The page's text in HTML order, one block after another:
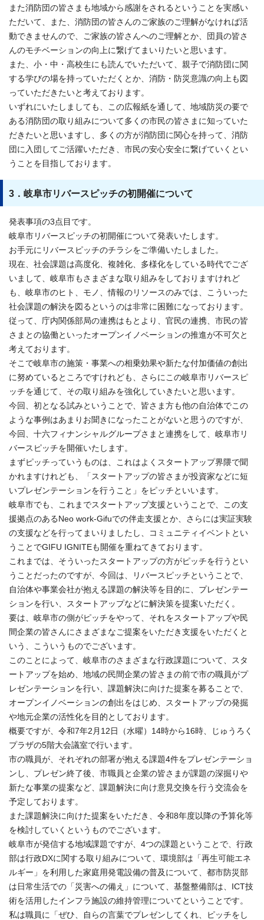
また消防団の皆さまも地域から感謝をされるということを実感い
ただいて、また、消防団の皆さんのご家族のご理解がなければ活
動できませんので、ご家族の皆さんへのご理解とか、団員の皆さ
んのモチベーションの向上に繋げてまいりたいと思います。
また、小・中・高校生にも読んでいただいて、親子で消防団に関
する学びの場を持っていただくとか、消防・防災意識の向上も図
っていただきたいと考えております。
いずれにいたしましても、この広報紙を通して、地域防災の要で
ある消防団の取り組みについて多くの市民の皆さまに知っていた
だきたいと思いますし、多くの方が消防団に関心を持って、消防
団に入団してご活躍いただき、市民の安心安全に繋げていくとい
うことを目指しております。
3．岐阜市リバースピッチの初開催について
発表事項の3点目です。
岐阜市リバースピッチの初開催について発表いたします。
お手元にリバースピッチのチラシをご準備いたしました。
現在、社会課題は高度化、複雑化、多様化をしている時代でござ
いまして、岐阜市もさまざまな取り組みをしておりますけれど
も、岐阜市のヒト、モノ、情報のリソースのみでは、こういった
社会課題の解決を図るというのは非常に困難になっております。
従って、庁内関係部局の連携はもとより、官民の連携、市民の皆
さまとの協働といったオープンイノベーションの推進が不可欠と
考えております。
そこで岐阜市の施策・事業への相乗効果や新たな付加価値の創出
に努めているところですけれども、さらにこの岐阜市リバースピ
ッチを通じて、その取り組みを強化していきたいと思います。
今回、初となる試みということで、皆さま方も他の自治体でこの
ような事例はあまりお聞きになったことがないと思うのですが、
今回、十六フィナンシャルグループさまと連携をして、岐阜市リ
バースピッチを開催いたします。
まずピッチっていうものは、これはよくスタートアップ界隈で聞
かれますけれども、「スタートアップの皆さまが投資家などに短
いプレゼンテーションを行うこと」をピッチといいます。
岐阜市でも、これまでスタートアップ支援ということで、この支
援拠点のあるNeo work-Gifuでの伴走支援とか、さらには実証実験
の支援などを行ってまいりましたし、コミュニティイベントとい
うことでGIFU IGNITEも開催を重ねてきております。
これまでは、そういったスタートアップの方がピッチを行うとい
うことだったのですが、今回は、リバースピッチということで、
自治体や事業会社が抱える課題の解決等を目的に、プレゼンテー
ションを行い、スタートアップなどに解決策を提案いただく。
要は、岐阜市の側がピッチをやって、それをスタートアップや民
間企業の皆さんにさまざまなご提案をいただき支援をいただくと
いう、こういうものでございます。
このことによって、岐阜市のさまざまな行政課題について、スタ
ートアップを始め、地域の民間企業の皆さまの前で市の職員がプ
レゼンテーションを行い、課題解決に向けた提案を募ることで、
オープンイノベーションの創出をはじめ、スタートアップの発掘
や地元企業の活性化を目的としております。
概要ですが、令和7年2月12日（水曜）14時から16時、じゅうろく
プラザの5階大会議室で行います。
市の職員が、それぞれの部署が抱える課題4件をプレゼンテーショ
ンし、プレゼン終了後、市職員と企業の皆さまが課題の深掘りや
新たな事業の提案など、課題解決に向け意見交換を行う交流会を
予定しております。
また課題解決に向けた提案をいただき、令和8年度以降の予算化等
を検討していくというものでございます。
岐阜市が発信する地域課題ですが、4つの課題ということで、行政
部は行政DXに関する取り組みについて、環境部は「再生可能エネ
ルギー」を利用した家庭用発電設備の普及について、都市防災部
は日常生活での「災害への備え」について、基盤整備部は、ICT技
術を活用したインフラ施設の維持管理についてということです。
私は職員に「ぜひ、自らの言葉でプレゼンしてくれ、ピッチをし